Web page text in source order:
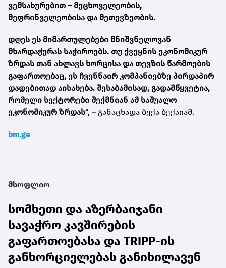
ვემსახურებით – მეცხოველეობის,
მეფრინველეობისა და მეთევზეობის.
დღეს ეს მიმართულებები მნიშვნელოვან
მხარდაჭერას საჭიროებს. თუ ქვეყნის ეკონომიკურ
ზრდას თან ახლავს ხორცისა და თევზის წარმოების
გაფართოებაც, ეს ჩვენნაირ კომპანიებზე პირდაპირ
დადებითად აისახება. შესაბამისად, გადამწყვეტია,
რომელი სექტორები შექმნიან ამ საშუალო
ეკონომიკურ ზრდას“, – განაცხადა ბექა ბექაიამ.
bm.ge
მსოფლიო
სომხეთი და აზერბაიჯანი
სავაჭრო კავშირების
გაფართოებასა და TRIPP-ის
განხორციელებას განიხილავენ